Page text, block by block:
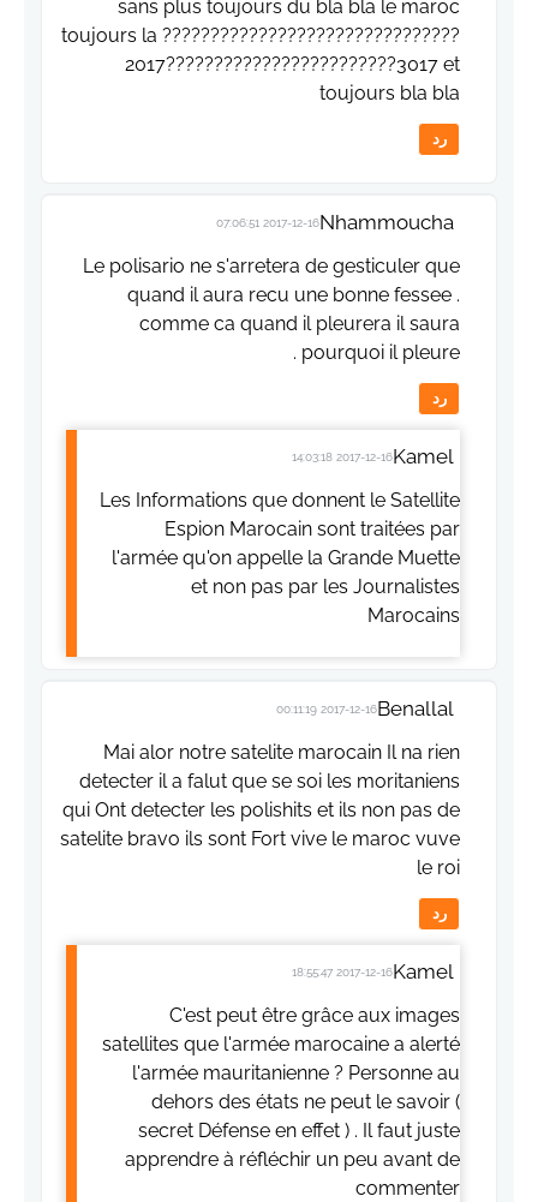
sans plus toujours du bla bla le maroc
toujours la ???????????????????????????????
2017????????????????????????3017 et
toujours bla bla
رد
Nhammoucha
2017-12-16 07:06:51
Le polisario ne s'arretera de gesticuler que
quand il aura recu une bonne fessee .
comme ca quand il pleurera il saura
pourquoi il pleure .
رد
Kamel
2017-12-16 14:03:18
Les Informations que donnent le Satellite
Espion Marocain sont traitées par
l'armée qu'on appelle la Grande Muette
et non pas par les Journalistes
Marocains
Benallal
2017-12-16 00:11:19
Mai alor notre satelite marocain Il na rien
detecter il a falut que se soi les moritaniens
qui Ont detecter les polishits et ils non pas de
satelite bravo ils sont Fort vive le maroc vuve
le roi
رد
Kamel
2017-12-16 18:55:47
C'est peut être grâce aux images
satellites que l'armée marocaine a alerté
l'armée mauritanienne ? Personne au
dehors des états ne peut le savoir (
secret Défense en effet ) . Il faut juste
apprendre à réfléchir un peu avant de
commenter